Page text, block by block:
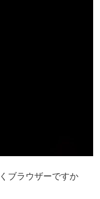
ブラウザーですか